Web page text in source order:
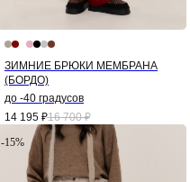
ЗИМНИЕ БРЮКИ МЕМБРАНА
(БОРДО)
до -40 градусов
14 195 ₽16 700 ₽
-15%